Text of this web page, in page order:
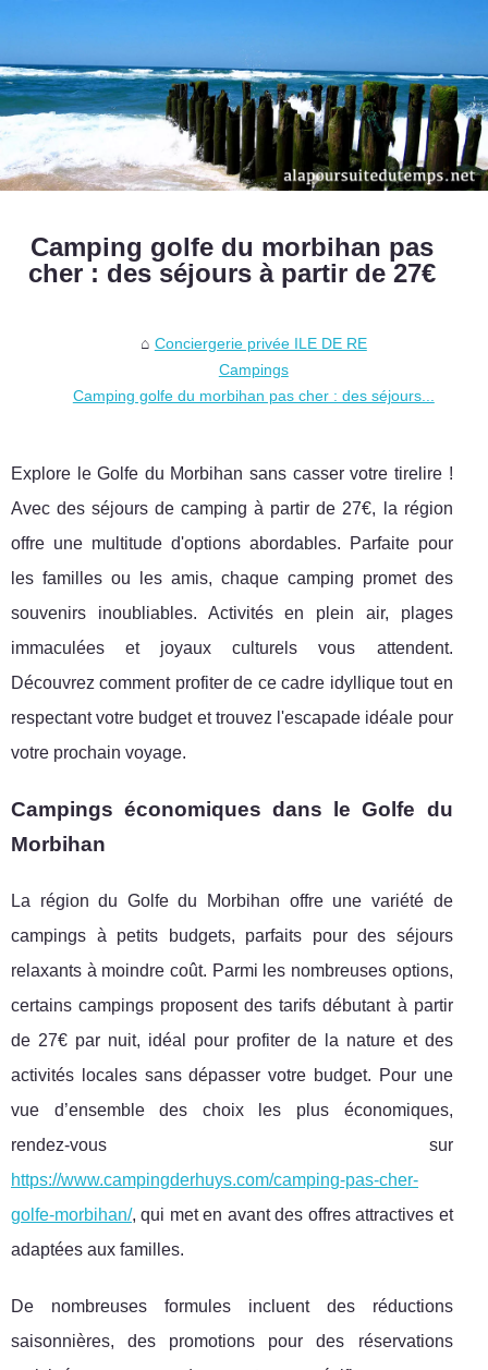
Camping golfe du morbihan pas
cher : des séjours à partir de 27€
Conciergerie privée ILE DE RE
Campings
Camping golfe du morbihan pas cher : des séjours...
Explore le Golfe du Morbihan sans casser votre tirelire !
Avec des séjours de camping à partir de 27€, la région
offre une multitude d'options abordables. Parfaite pour
les familles ou les amis, chaque camping promet des
souvenirs inoubliables. Activités en plein air, plages
immaculées et joyaux culturels vous attendent.
Découvrez comment profiter de ce cadre idyllique tout en
respectant votre budget et trouvez l'escapade idéale pour
votre prochain voyage.
Campings économiques dans le Golfe du
Morbihan
La région du Golfe du Morbihan offre une variété de
campings à petits budgets, parfaits pour des séjours
relaxants à moindre coût. Parmi les nombreuses options,
certains campings proposent des tarifs débutant à partir
de 27€ par nuit, idéal pour profiter de la nature et des
activités locales sans dépasser votre budget. Pour une
vue d’ensemble des choix les plus économiques,
rendez-vous sur
https://www.campingderhuys.com/camping-pas-cher-
golfe-morbihan/, qui met en avant des offres attractives et
adaptées aux familles.
De nombreuses formules incluent des réductions
saisonnières, des promotions pour des réservations